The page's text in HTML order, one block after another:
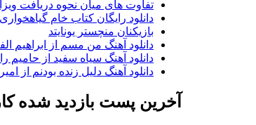
تفاوت های میان نحوه دریافت
دانلود رایگان کتاب خام
بازیکنان منچستر یونایتد
دانلود آهنگ من مسم از ابراهیم
دانلود آهنگ سیاه سفید از حامیم
دانلود آهنگ دلیل زنده بودنم از
آخرین پست بازدید شده